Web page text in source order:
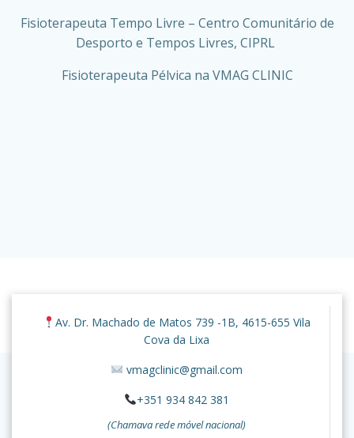
Fisioterapeuta Tempo Livre – Centro Comunitário de
Desporto e Tempos Livres, CIPRL
Fisioterapeuta Pélvica na VMAG CLINIC
© 2026 VMAG Clinic. Created for free using WordPress
andColibri
Av. Dr. Machado de Matos 739 -1B, 4615-655 Vila
Cova da Lixa
vmagclinic@gmail.com
+351 934 842 381
(Chamava rede móvel nacional)